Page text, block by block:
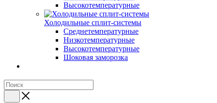
Высокотемпературные
Холодильные сплит-системы
Среднетемпературные
Низкотемпературные
Высокотемпературные
Шоковая заморозка